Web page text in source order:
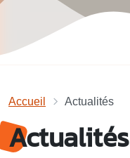
Accueil Actualités
Actualités